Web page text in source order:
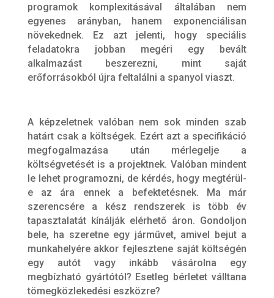
programok komplexitásával általában nem
egyenes arányban, hanem exponenciálisan
növekednek. Ez azt jelenti, hogy speciális
feladatokra jobban megéri egy bevált
alkalmazást beszerezni, mint saját
erőforrásokból újra feltalálni a spanyol viaszt.
A képzeletnek valóban nem sok minden szab
határt csak a költségek. Ezért azt a specifikáció
megfogalmazása után mérlegelje a
költségvetését is a projektnek. Valóban mindent
le lehet programozni, de kérdés, hogy megtérül-
e az ára ennek a befektetésnek. Ma már
szerencsére a kész rendszerek is több év
tapasztalatát kínálják elérhető áron. Gondoljon
bele, ha szeretne egy járművet, amivel bejut a
munkahelyére akkor fejlesztene saját költségén
egy autót vagy inkább vásárolna egy
megbízható gyártótól? Esetleg bérletet válltana
tömegközlekedési eszközre?